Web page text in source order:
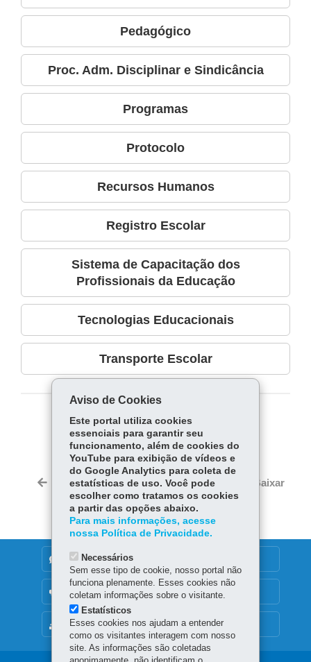
Pedagógico
Proc. Adm. Disciplinar e Sindicância
Programas
Protocolo
Recursos Humanos
Registro Escolar
Sistema de Capacitação dos
Profissionais da Educação
Tecnologias Educacionais
Transporte Escolar
COMPARTILHE:
Fa
ce
bo
ok
Tw
itt
er
W
ha
ts
Ap
Voltar Início Imprimir Baixar
MAPA DO SITE
DENUNCIE CORRUPÇÃO
OUVIDORIA
Aviso de Cookies
Este portal utiliza cookies
essenciais para garantir seu
funcionamento, além de cookies do
YouTube para exibição de vídeos e
do Google Analytics para coleta de
estatísticas de uso. Você pode
escolher como tratamos os cookies
a partir das opções abaixo.
Para mais informações, acesse
nossa Política de Privacidade.
Necessários
Sem esse tipo de cookie, nosso portal não
funciona plenamente. Esses cookies não
coletam informações sobre o visitante.
Estatísticos
Esses cookies nos ajudam a entender
como os visitantes interagem com nosso
site. As informações são coletadas